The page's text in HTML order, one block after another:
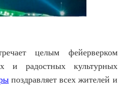
целым фейерверком
и радостных культурных
поздравляет всех жителей и